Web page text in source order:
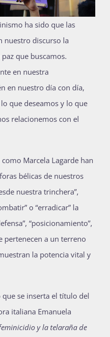
ha sido que las
nuestro discurso la
que buscamos.
en nuestra
en nuestro día con día,
que deseamos y lo que
relacionemos con el
Marcela Lagarde han
bélicas de nuestros
nuestra trinchera”,
o “erradicar” la
“posicionamiento”,
pertenecen a un terreno
la potencia vital y
que se inserta el título del
italiana Emanuela
y la telaraña de